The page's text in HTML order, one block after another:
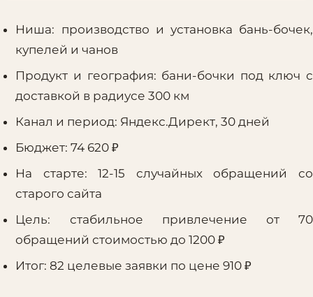
Ниша: производство и установка бань-бочек,
купелей и чанов
Продукт и география: бани-бочки под ключ с
доставкой в радиусе 300 км
Канал и период: Яндекс.Директ, 30 дней
Бюджет: 74 620 ₽
На старте: 12-15 случайных обращений со
старого сайта
Цель: стабильное привлечение от 70
обращений стоимостью до 1200 ₽
Итог: 82 целевые заявки по цене 910 ₽